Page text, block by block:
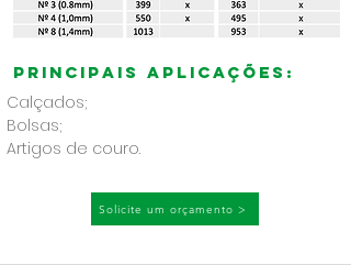
Principais aplicações:
Calçados;
Bolsas;
Artigos de couro.
Solicite um orçamento >